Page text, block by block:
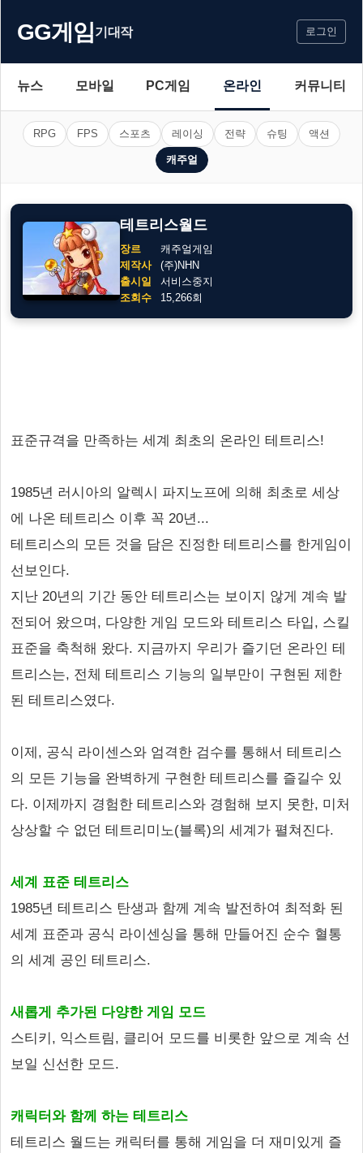
GG게임기대작 로그인
뉴스 모바일 PC게임 온라인 커뮤니티
RPG FPS 스포츠 레이싱 전략 슈팅 액션
캐주얼
테트리스월드
장르
캐주얼게임
제작사
(주)NHN
출시일
서비스중지
조회수
15,266회
표준규격을 만족하는 세계 최초의 온라인 테트리스!
1985년 러시아의 알렉시 파지노프에 의해 최초로 세상
에 나온 테트리스 이후 꼭 20년...
테트리스의 모든 것을 담은 진정한 테트리스를 한게임이
선보인다.
지난 20년의 기간 동안 테트리스는 보이지 않게 계속 발
전되어 왔으며, 다양한 게임 모드와 테트리스 타입, 스킬
표준을 축척해 왔다. 지금까지 우리가 즐기던 온라인 테
트리스는, 전체 테트리스 기능의 일부만이 구현된 제한
된 테트리스였다.
이제, 공식 라이센스와 엄격한 검수를 통해서 테트리스
의 모든 기능을 완벽하게 구현한 테트리스를 즐길수 있
다. 이제까지 경험한 테트리스와 경험해 보지 못한, 미처
상상할 수 없던 테트리미노(블록)의 세계가 펼쳐진다.
세계 표준 테트리스
1985년 테트리스 탄생과 함께 계속 발전하여 최적화 된
세계 표준과 공식 라이센싱을 통해 만들어진 순수 혈통
의 세계 공인 테트리스.
새롭게 추가된 다양한 게임 모드
스티키, 익스트림, 클리어 모드를 비롯한 앞으로 계속 선
보일 신선한 모드.
캐릭터와 함께 하는 테트리스
테트리스 월드는 캐릭터를 통해 게임을 더 재미있게 즐